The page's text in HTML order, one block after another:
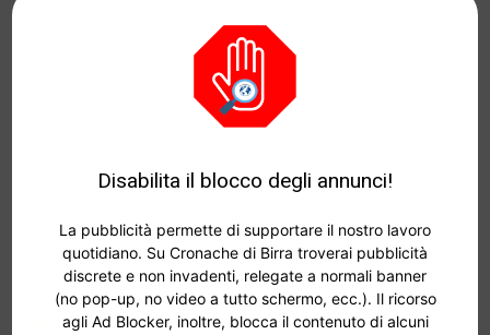
Disabilita il blocco degli annunci!
La pubblicità permette di supportare il nostro lavoro
quotidiano. Su Cronache di Birra troverai pubblicità
discrete e non invadenti, relegate a normali banner
(no pop-up, no video a tutto schermo, ecc.). Il ricorso
agli Ad Blocker, inoltre, blocca il contenuto di alcuni